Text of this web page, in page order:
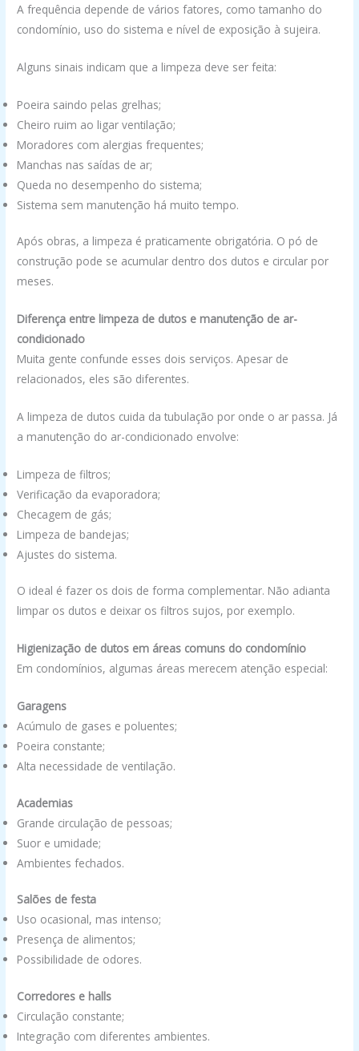
A frequência depende de vários fatores, como tamanho do
condomínio, uso do sistema e nível de exposição à sujeira.
Alguns sinais indicam que a limpeza deve ser feita:
Poeira saindo pelas grelhas;
Cheiro ruim ao ligar ventilação;
Moradores com alergias frequentes;
Manchas nas saídas de ar;
Queda no desempenho do sistema;
Sistema sem manutenção há muito tempo.
Após obras, a limpeza é praticamente obrigatória. O pó de
construção pode se acumular dentro dos dutos e circular por
meses.
Diferença entre limpeza de dutos e manutenção de ar-
condicionado
Muita gente confunde esses dois serviços. Apesar de
relacionados, eles são diferentes.
A limpeza de dutos cuida da tubulação por onde o ar passa. Já
a manutenção do ar-condicionado envolve:
Limpeza de filtros;
Verificação da evaporadora;
Checagem de gás;
Limpeza de bandejas;
Ajustes do sistema.
O ideal é fazer os dois de forma complementar. Não adianta
limpar os dutos e deixar os filtros sujos, por exemplo.
Higienização de dutos em áreas comuns do condomínio
Em condomínios, algumas áreas merecem atenção especial:
Garagens
Acúmulo de gases e poluentes;
Poeira constante;
Alta necessidade de ventilação.
Academias
Grande circulação de pessoas;
Suor e umidade;
Ambientes fechados.
Salões de festa
Uso ocasional, mas intenso;
Presença de alimentos;
Possibilidade de odores.
Corredores e halls
Circulação constante;
Integração com diferentes ambientes.